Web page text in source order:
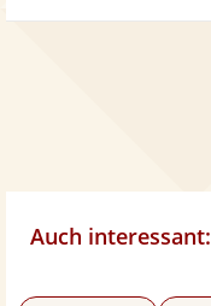
Auch interessant: